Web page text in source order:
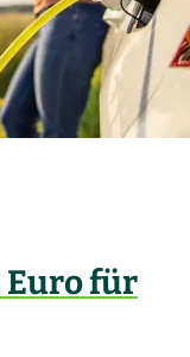
Euro für